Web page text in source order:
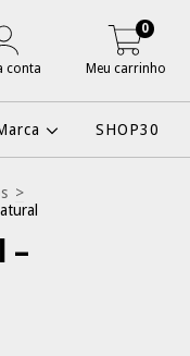
conta Meu carrinho
0
SHOP30
>
–